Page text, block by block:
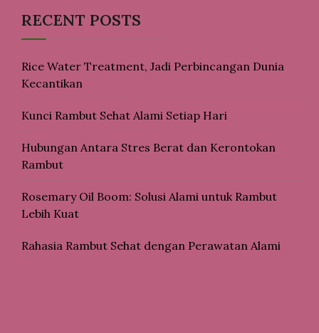
RECENT POSTS
Rice Water Treatment, Jadi Perbincangan Dunia
Kecantikan
Kunci Rambut Sehat Alami Setiap Hari
Hubungan Antara Stres Berat dan Kerontokan
Rambut
Rosemary Oil Boom: Solusi Alami untuk Rambut
Lebih Kuat
Rahasia Rambut Sehat dengan Perawatan Alami